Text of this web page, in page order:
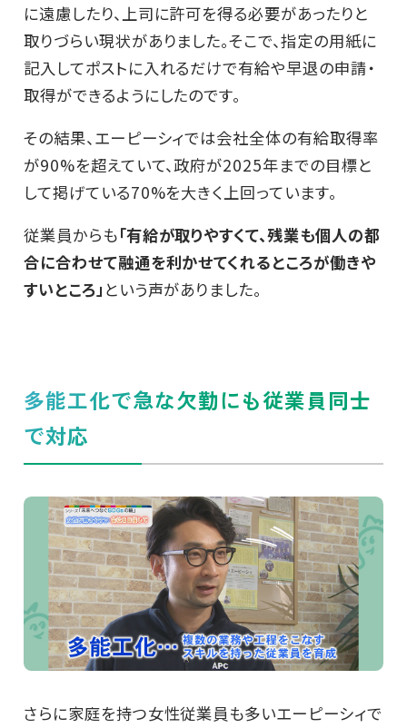
に遠慮したり、上司に許可を得る必要があったりと
取りづらい現状がありました。そこで、指定の用紙に
記入してポストに入れるだけで有給や早退の申請・
取得ができるようにしたのです。
その結果、エーピーシィでは会社全体の有給取得率
が90%を超えていて、政府が2025年までの目標と
して掲げている70%を大きく上回っています。
従業員からも「有給が取りやすくて、残業も個人の都
合に合わせて融通を利かせてくれるところが働きや
すいところ」 という声がありました。
多能工化で急な欠勤にも従業員同士
で対応
さらに家庭を持つ女性従業員も多いエーピーシィで